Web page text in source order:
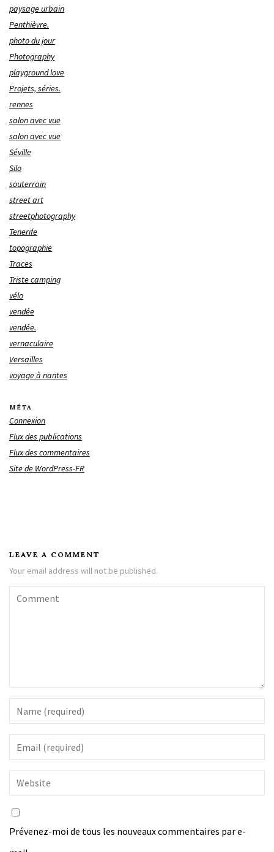
paysage urbain
Penthièvre.
photo du jour
Photography
playground love
Projets, séries.
rennes
salon avec vue
salon avec vue
Séville
Silo
souterrain
street art
streetphotography
Tenerife
topographie
Traces
Triste camping
vélo
vendée
vendée.
vernaculaire
Versailles
voyage à nantes
MÉTA
Connexion
Flux des publications
Flux des commentaires
Site de WordPress-FR
LEAVE A COMMENT
Your email address will not be published.
Prévenez-moi de tous les nouveaux commentaires par e-